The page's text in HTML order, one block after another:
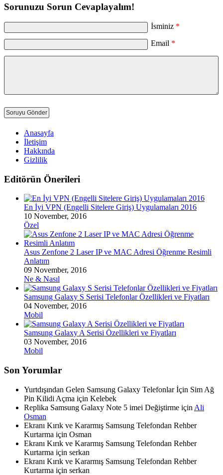
Sorunuzu Sorun Cevaplayalım!
İsminiz *
Email *
Anasayfa
İletişim
Hakkında
Gizlilik
Editörün Önerileri
En İyi VPN (Engelli Sitelere Giriş) Uygulamaları 2016
10 November, 2016
Özel
Asus Zenfone 2 Laser IP ve MAC Adresi Öğrenme Resimli
Anlatım
09 November, 2016
Ne & Nasıl
Samsung Galaxy S Serisi Telefonlar Özellikleri ve Fiyatları
04 November, 2016
Mobil
Samsung Galaxy A Serisi Özellikleri ve Fiyatları
03 November, 2016
Mobil
Son Yorumlar
Yurtdışından Gelen Samsung Galaxy Telefonlar İçin Sim Ağ
Pin Kilidi Açma için Kelebek
Replika Samsung Galaxy Note 5 imei Değiştirme için Ali
Osman
Ekranı Kırık ve Kararmış Samsung Telefondan Rehber
Kurtarma için Osman
Ekranı Kırık ve Kararmış Samsung Telefondan Rehber
Kurtarma için serkan
Ekranı Kırık ve Kararmış Samsung Telefondan Rehber
Kurtarma için serkan